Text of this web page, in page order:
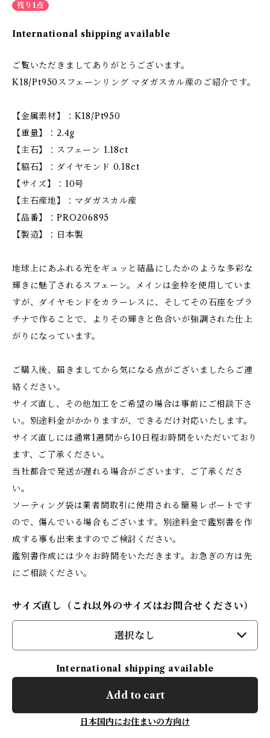
残り1点
International shipping available
ご覧いただきましてありがとうございます。
K18/Pt950スフェーンリング マダガスカル産のご紹介です。
【金属素材】：K18/Pt950
【重量】：2.4g
【主石】：スフェーン 1.18ct
【脇石】：ダイヤモンド 0.18ct
【サイズ】：10号
【主石産地】：マダガスカル産
【品番】：PRO206895
【製造】：日本製
地球上にあふれる光をギュッと結晶にしたかのような多彩な
輝きに魅了されるスフェーン。メインは金枠を使用していま
すが、ダイヤモンドをカラーレスに、そしてその石座をプラ
チナで作ることで、よりその輝きと色合いが強調された仕上
がりになっています。
ご購入後、届きましてから気になる点がございましたらご連
絡ください。
サイズ直し、その他加工をご希望の場合は事前にご相談下さ
い。別途料金がかかりますが、できるだけ対応いたします。
サイズ直しには通常1週間から10日程お時間をいただいており
ます、ご了承ください。
当社都合で発送が遅れる場合がございます、ご了承くださ
い。
ソーティング袋は業者間取引に使用される簡易レポートです
ので、傷んでいる場合もございます。別途料金で鑑別書を作
成する事も出来ますのでご検討ください。
鑑別書作成には少々お時間をいただきます。お急ぎの方は先
にご相談ください。
サイズ直し（これ以外のサイズはお問合せください）
選択なし
International shipping available
Add to cart
日本国内にお住まいの方向け